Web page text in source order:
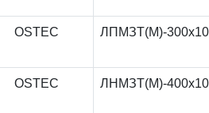
OSTEC ЛПМЗТ(М)-
OSTEC ЛНМЗТ(М)-